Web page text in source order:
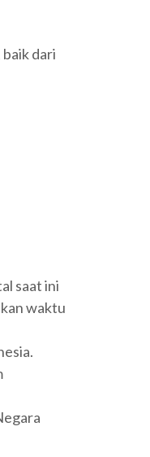
dari
saat ini
waktu